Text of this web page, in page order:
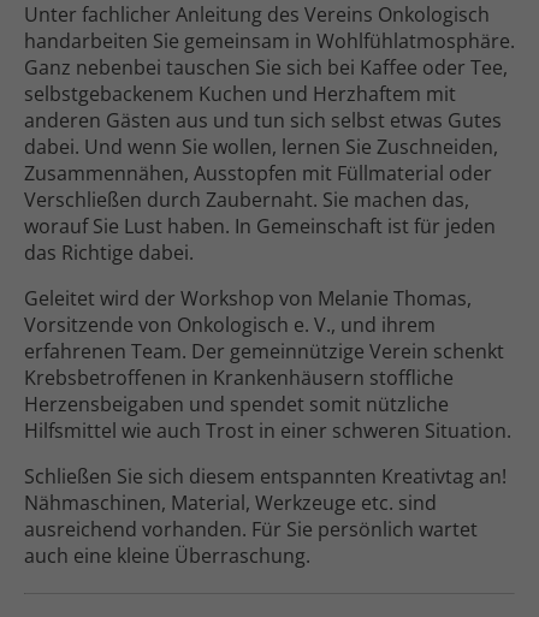
Unter fachlicher Anleitung des Vereins Onkologisch
handarbeiten Sie gemeinsam in Wohlfühlatmosphäre.
Ganz nebenbei tauschen Sie sich bei Kaffee oder Tee,
selbstgebackenem Kuchen und Herzhaftem mit
anderen Gästen aus und tun sich selbst etwas Gutes
dabei. Und wenn Sie wollen, lernen Sie Zuschneiden,
Zusammen­nähen, Ausstopfen mit Füll­material oder
Verschließen durch Zaubernaht. Sie machen das,
worauf Sie Lust haben. In Gemein­schaft ist für jeden
das Richtige dabei.
Geleitet wird der Workshop von Melanie Thomas,
Vorsitzende von Onkologisch e. V., und ihrem
erfahrenen Team. Der gemeinnützige Verein schenkt
Krebsbetroffenen in Krankenhäusern stoffliche
Herzensbeigaben und spendet somit nützliche
Hilfsmittel wie auch Trost in einer schweren Situation.
Schließen Sie sich diesem entspannten Kreativtag an!
Nähmaschinen, Material, Werkzeuge etc. sind
ausreichend vorhanden. Für Sie persönlich wartet
auch eine kleine Überraschung.